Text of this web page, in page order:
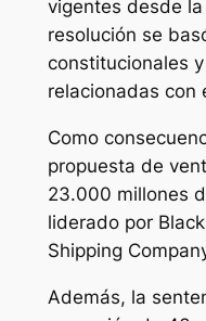
vigentes desde
resolución se
constitucionales
relacionadas con
Como
propuesta de
23.000 millones
liderado por
Shipping
Además, la